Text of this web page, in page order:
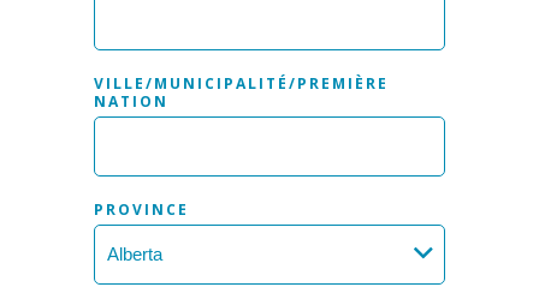
VILLE/MUNICIPALITÉ/PREMIÈRE
NATION
PROVINCE